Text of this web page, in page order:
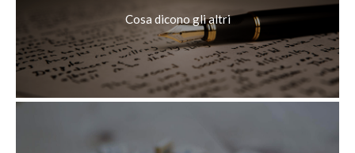
Cosa dicono gli altri